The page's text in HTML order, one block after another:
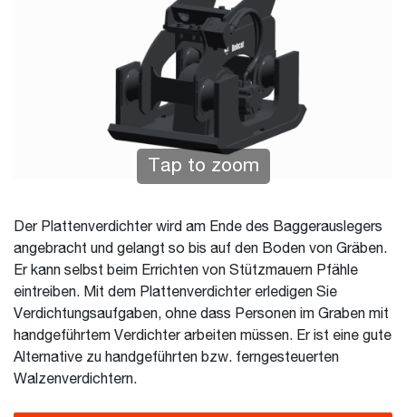
Tap to zoom
Der Plattenverdichter wird am Ende des Baggerauslegers
angebracht und gelangt so bis auf den Boden von Gräben.
Er kann selbst beim Errichten von Stützmauern Pfähle
eintreiben. Mit dem Plattenverdichter erledigen Sie
Verdichtungsaufgaben, ohne dass Personen im Graben mit
handgeführtem Verdichter arbeiten müssen. Er ist eine gute
Alternative zu handgeführten bzw. ferngesteuerten
Walzenverdichtern.